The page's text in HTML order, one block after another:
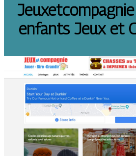
enfants Jeux et